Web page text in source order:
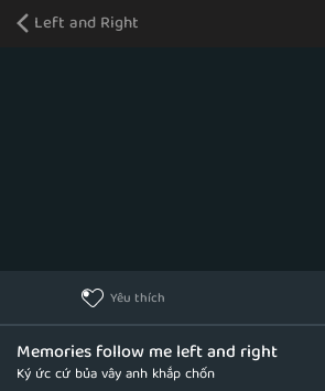
Left and Right
Yêu thích
Memories follow me left and right
Ký ức cứ bủa vây anh khắp chốn